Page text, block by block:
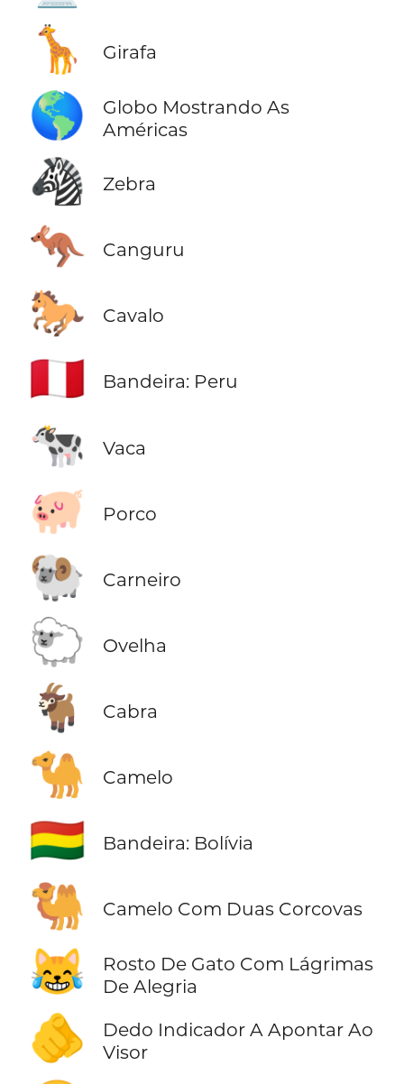
🦒 Girafa
🌎
Globo Mostrando As
Américas
🦓 Zebra
🦘 Canguru
🐎 Cavalo
🇵🇪 Bandeira: Peru
🐄 Vaca
🐖 Porco
🐏 Carneiro
🐑 Ovelha
🐐 Cabra
🐪 Camelo
🇧🇴 Bandeira: Bolívia
🐫 Camelo Com Duas Corcovas
😹
Rosto De Gato Com Lágrimas
De Alegria
🫵
Dedo Indicador A Apontar Ao
Visor